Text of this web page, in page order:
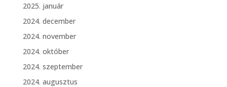
2025. január
2024. december
2024. november
2024. október
2024. szeptember
2024. augusztus